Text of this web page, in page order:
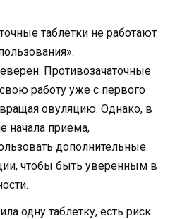
таблетки не работают
Противозачаточные
работу уже с первого
овуляцию. Однако, в
начала приема,
дополнительные
чтобы быть уверенным в
одну таблетку, есть риск